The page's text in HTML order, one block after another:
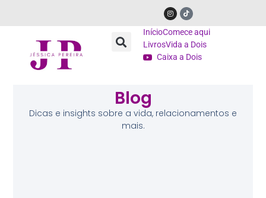
InícioComece aqui
LivrosVida a Dois
Caixa a Dois
Blog
Dicas e insights sobre a vida, relacionamentos e
mais.